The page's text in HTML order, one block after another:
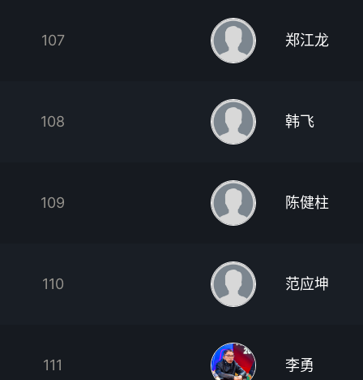
107 郑江龙
108 韩飞
109 陈健柱
110 范应坤
111 李勇